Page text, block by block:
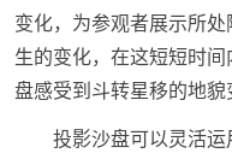
变化，为参观者展示所
生的变化，在这短短时
盘感受到斗转星移的地貌
投影沙盘可以灵活